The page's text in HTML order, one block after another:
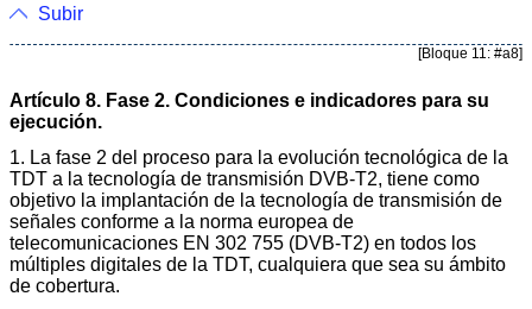
Subir
[Bloque 11: #a8]
Artículo 8. Fase 2. Condiciones e indicadores para su
ejecución.
1. La fase 2 del proceso para la evolución tecnológica de la
TDT a la tecnología de transmisión DVB-T2, tiene como
objetivo la implantación de la tecnología de transmisión de
señales conforme a la norma europea de
telecomunicaciones EN 302 755 (DVB-T2) en todos los
múltiples digitales de la TDT, cualquiera que sea su ámbito
de cobertura.